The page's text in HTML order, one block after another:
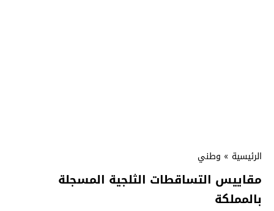
الرئيسية » وطني
مقاييس التساقطات الثلجية المسجلة
بالمملكة